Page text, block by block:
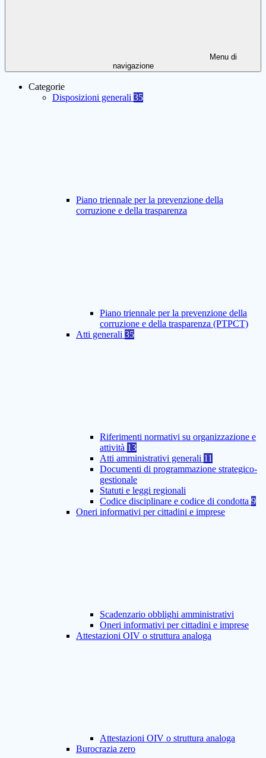
Menu di
navigazione
Categorie
Disposizioni generali 35
Piano triennale per la prevenzione della
corruzione e della trasparenza
Piano triennale per la prevenzione della
corruzione e della trasparenza (PTPCT)
Atti generali 35
Riferimenti normativi su organizzazione e
attività 13
Atti amministrativi generali 11
Documenti di programmazione strategico-
gestionale
Statuti e leggi regionali
Codice disciplinare e codice di condotta 9
Oneri informativi per cittadini e imprese
Scadenzario obblighi amministrativi
Oneri informativi per cittadini e imprese
Attestazioni OIV o struttura analoga
Attestazioni OIV o struttura analoga
Burocrazia zero